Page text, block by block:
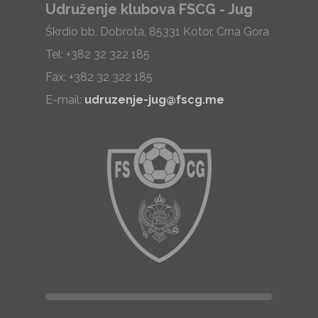
Udruženje klubova FSCG - Jug
Škrdio bb, Dobrota, 85331 Kotor, Crna Gora
Tel: +382 32 322 185
Fax: +382 32 322 185
E-mail: udruzenje-jug@fscg.me